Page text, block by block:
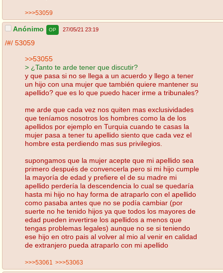
>>>53059
Anónimo OP 27/05/21 23:19
/#/ 53059
>>53055
> ¿Tanto te arde tener que discutir?
y que pasa si no se llega a un acuerdo y llego a tener
un hijo con una mujer que también quiere mantener su
apellido? que es lo que puedo hacer irme a tribunales?
me arde que cada vez nos quiten mas exclusividades
que teníamos nosotros los hombres como la de los
apellidos por ejemplo en Turquia cuando te casas la
mujer pasa a tener tu apellido siento que cada vez el
hombre esta perdiendo mas sus privilegios.
supongamos que la mujer acepte que mi apellido sea
primero después de convencerla pero si mi hijo cumple
la mayoría de edad y prefiere el de su madre mi
apellido perdería la descendencia lo cual se quedaría
hasta mi hijo no hay forma de atraparlo con el apellido
como pasaba antes que no se podía cambiar (por
suerte no he tenido hijos ya que todos los mayores de
edad pueden invertirse los apellidos a menos que
tengas problemas legales) aunque no se si teniendo
ese hijo en otro pais al volver al mio al venir en calidad
de extranjero pueda atraparlo con mi apellido
>>>53061 >>>53063